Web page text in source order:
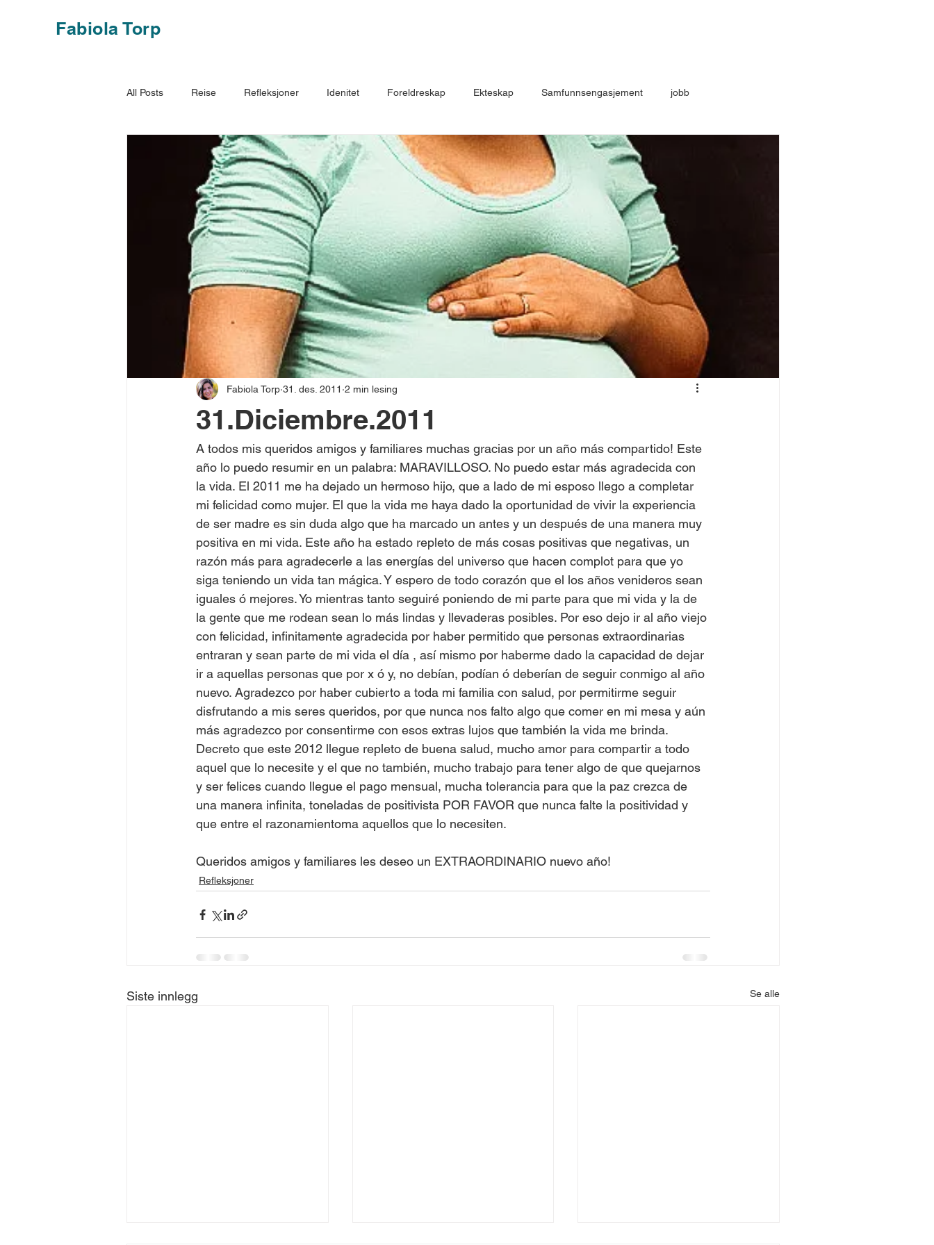
Fabiola Torp
All Posts Reise Refleksjoner Idenitet Foreldreskap Ekteskap Samfunnsengasjement jobb
31.Diciembre.2011
Fabiola Torp 31. des. 2011 2 min lesing
A todos mis queridos amigos y familiares muchas gracias por un año más compartido! Este
año lo puedo resumir en un palabra: MARAVILLOSO. No puedo estar más agradecida con
la vida. El 2011 me ha dejado un hermoso hijo, que a lado de mi esposo llego a completar
mi felicidad como mujer. El que la vida me haya dado la oportunidad de vivir la experiencia
de ser madre es sin duda algo que ha marcado un antes y un después de una manera muy
positiva en mi vida. Este año ha estado repleto de más cosas positivas que negativas, un
razón más para agradecerle a las energías del universo que hacen complot para que yo
siga teniendo un vida tan mágica. Y espero de todo corazón que el los años venideros sean
iguales ó mejores. Yo mientras tanto seguiré poniendo de mi parte para que mi vida y la de
la gente que me rodean sean lo más lindas y llevaderas posibles. Por eso dejo ir al año viejo
con felicidad, infinitamente agradecida por haber permitido que personas extraordinarias
entraran y sean parte de mi vida el día , así mismo por haberme dado la capacidad de dejar
ir a aquellas personas que por x ó y, no debían, podían ó deberían de seguir conmigo al año
nuevo. Agradezco por haber cubierto a toda mi familia con salud, por permitirme seguir
disfrutando a mis seres queridos, por que nunca nos falto algo que comer en mi mesa y aún
más agradezco por consentirme con esos extras lujos que también la vida me brinda.
Decreto que este 2012 llegue repleto de buena salud, mucho amor para compartir a todo
aquel que lo necesite y el que no también, mucho trabajo para tener algo de que quejarnos
y ser felices cuando llegue el pago mensual, mucha tolerancia para que la paz crezca de
una manera infinita, toneladas de positivista POR FAVOR que nunca falte la positividad y
que entre el razonamientoma aquellos que lo necesiten.
Queridos amigos y familiares les deseo un EXTRAORDINARIO nuevo año!
Refleksjoner
Siste innlegg Se alle